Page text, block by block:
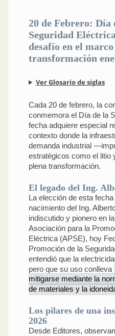
20 de Febrero: Día
Seguridad
desafío en el
transformación
Ver Glosario de siglas
Cada 20 de febrero, la
conmemora el Día de la
fecha adquiere especial
contexto donde la
demanda industrial
estratégicos como el litio
plena transformación.
El legado del Ing.
La elección de esta
nacimiento del Ing.
indiscutido y pionero en
Asociación para la
Eléctrica (APSE), hoy
Promoción de la
entendió que la
pero que su uso conlleva
mitigarse mediante la
de materiales y la
Los pilares de una
2026
Desde Editores,